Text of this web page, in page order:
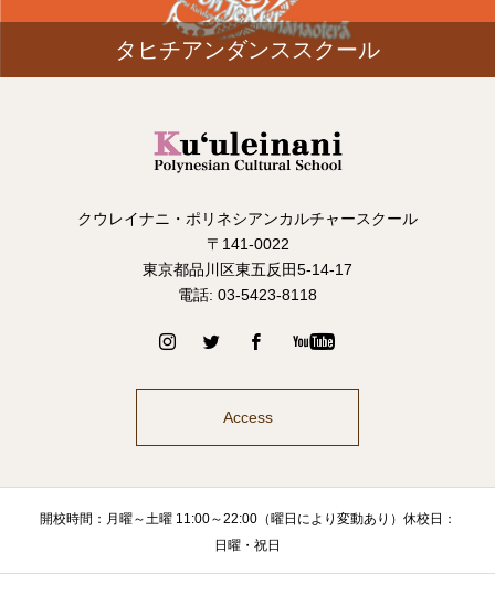
タヒチアンダンススクール
クウレイナニ・ポリネシアンカルチャースクール
〒141-0022
東京都品川区東五反田5-14-17
電話: 03-5423-8118
Access
開校時間：月曜～土曜 11:00～22:00（曜日により変動あり）休校日：
日曜・祝日